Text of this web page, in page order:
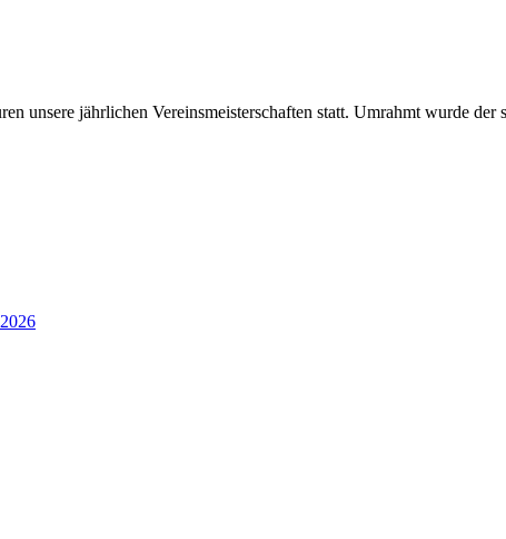
unsere jährlichen Vereinsmeisterschaften statt. Umrahmt wurde der